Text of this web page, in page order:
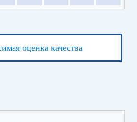
оценка качества